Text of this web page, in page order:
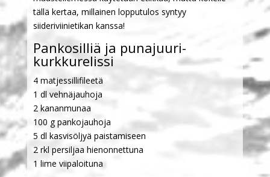
tällä kertaa, millainen lopputulos syntyy
siideriviinietikan kanssa!
Pankosilliä ja punajuuri-
kurkkurelissi
4 matjessillifileetä
1 dl vehnäjauhoja
2 kananmunaa
100 g pankojauhoja
5 dl kasvisöljyä paistamiseen
2 rkl persiljaa hienonnettuna
1 lime viipaloituna